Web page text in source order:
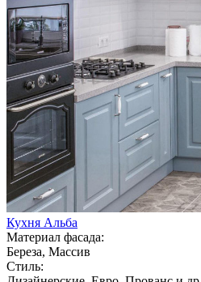
Кухня Альба
Материал фасада:
Береза, Массив
Стиль: